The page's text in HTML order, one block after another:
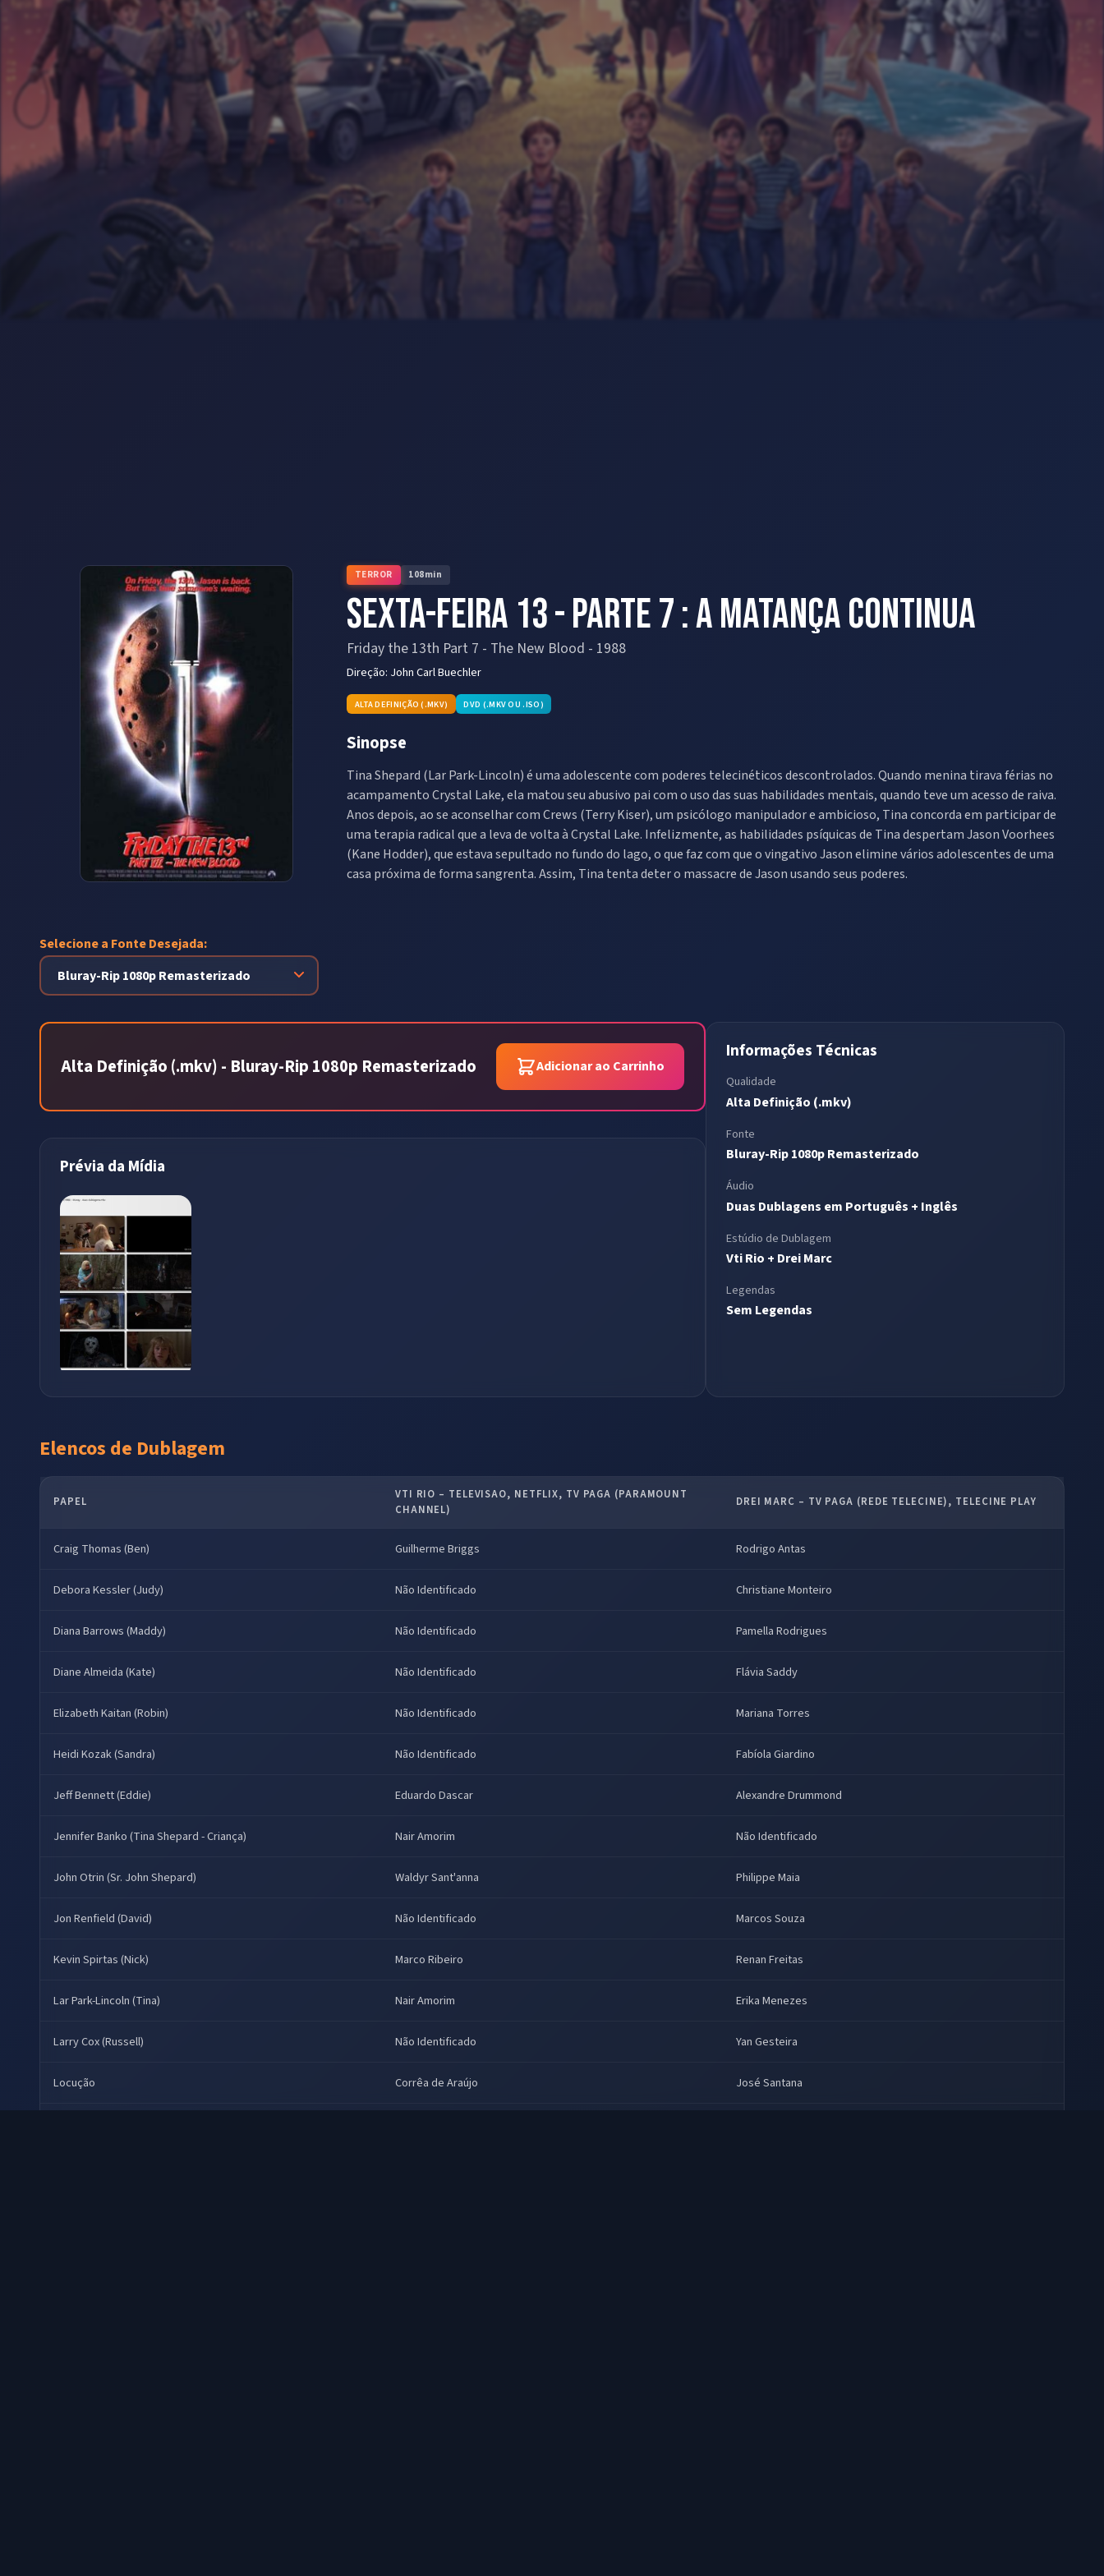
TERROR 108min
Sexta-feira 13 - Parte 7 : A Matança Continua
Friday the 13th Part 7 - The New Blood - 1988
Direção: John Carl Buechler
ALTA DEFINIÇÃO (.MKV) DVD (.MKV OU .ISO)
Sinopse
Tina Shepard (Lar Park-Lincoln) é uma adolescente com poderes telecinéticos descontrolados. Quando menina tirava férias no
acampamento Crystal Lake, ela matou seu abusivo pai com o uso das suas habilidades mentais, quando teve um acesso de raiva.
Anos depois, ao se aconselhar com Crews (Terry Kiser), um psicólogo manipulador e ambicioso, Tina concorda em participar de
uma terapia radical que a leva de volta à Crystal Lake. Infelizmente, as habilidades psíquicas de Tina despertam Jason Voorhees
(Kane Hodder), que estava sepultado no fundo do lago, o que faz com que o vingativo Jason elimine vários adolescentes de uma
casa próxima de forma sangrenta. Assim, Tina tenta deter o massacre de Jason usando seus poderes.
Selecione a Fonte Desejada:
Alta Definição (.mkv) - Bluray-Rip 1080p Remasterizado Adicionar ao Carrinho
Prévia da Mídia
Informações Técnicas
Qualidade
Alta Definição (.mkv)
Fonte
Bluray-Rip 1080p Remasterizado
Áudio
Duas Dublagens em Português + Inglês
Estúdio de Dublagem
Vti Rio + Drei Marc
Legendas
Sem Legendas
Elencos de Dublagem
PAPEL
VTI RIO – TELEVISAO, NETFLIX, TV PAGA (PARAMOUNT
CHANNEL)
DREI MARC – TV PAGA (REDE TELECINE), TELECINE PLAY
Craig Thomas (Ben) Guilherme Briggs Rodrigo Antas
Debora Kessler (Judy) Não Identificado Christiane Monteiro
Diana Barrows (Maddy) Não Identificado Pamella Rodrigues
Diane Almeida (Kate) Não Identificado Flávia Saddy
Elizabeth Kaitan (Robin) Não Identificado Mariana Torres
Heidi Kozak (Sandra) Não Identificado Fabíola Giardino
Jeff Bennett (Eddie) Eduardo Dascar Alexandre Drummond
Jennifer Banko (Tina Shepard - Criança) Nair Amorim Não Identificado
John Otrin (Sr. John Shepard) Waldyr Sant'anna Philippe Maia
Jon Renfield (David) Não Identificado Marcos Souza
Kevin Spirtas (Nick) Marco Ribeiro Renan Freitas
Lar Park-Lincoln (Tina) Nair Amorim Erika Menezes
Larry Cox (Russell) Não Identificado Yan Gesteira
Locução Corrêa de Araújo José Santana